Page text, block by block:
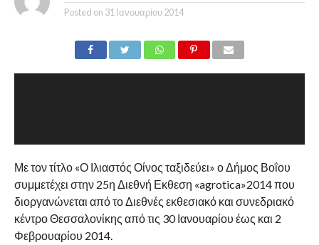
Posted on 31 Ιανουαρίου 2014
Με τον τίτλο «Ο Ιλιαστός Οίνος ταξιδεύει» ο Δήμος Βοΐου
συμμετέχει στην 25η Διεθνή Εκθεση «agrotica»2014 που
διοργανώνεται από το Διεθνές εκθεσιακό και συνεδριακό
κέντρο Θεσσαλονίκης από τις 30 Ιανουαρίου έως και 2
Φεβρουαρίου 2014.